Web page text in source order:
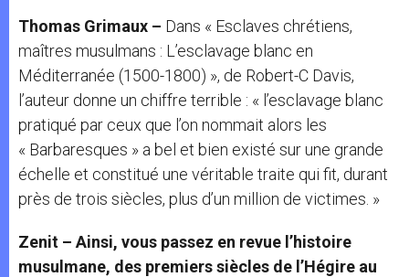
Thomas Grimaux – Dans « Esclaves chrétiens,
maîtres musulmans : L’esclavage blanc en
Méditerranée (1500-1800) », de Robert-C Davis,
l’auteur donne un chiffre terrible : « l’esclavage blanc
pratiqué par ceux que l’on nommait alors les
« Barbaresques » a bel et bien existé sur une grande
échelle et constitué une véritable traite qui fit, durant
près de trois siècles, plus d’un million de victimes. »
Zenit – Ainsi, vous passez en revue l’histoire
musulmane, des premiers siècles de l’Hégire au